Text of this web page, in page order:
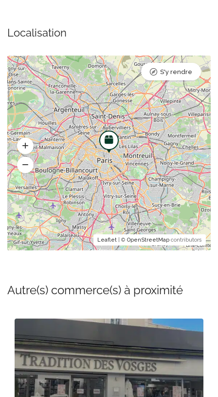
Localisation
Leaflet | © OpenStreetMap contributors
S'y rendre
Autre(s) commerce(s) à proximité